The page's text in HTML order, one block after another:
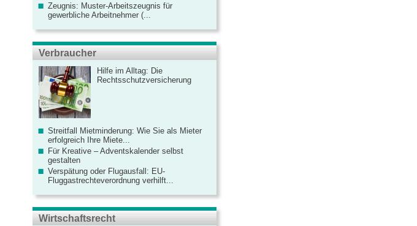
Zeugnis: Muster-Arbeitszeugnis für
gewerbliche Arbeitnehmer (...
Verbraucher
Hilfe im Alltag: Die
Rechtsschutzversicherung
Streitfall Mietminderung: Wie Sie als Mieter
erfolgreich Ihre Miete...
Für Kreative – Adventskalender selbst
gestalten
Verspätung oder Flugausfall: EU-
Fluggastrechteverordnung verhilft...
Wirtschaftsrecht